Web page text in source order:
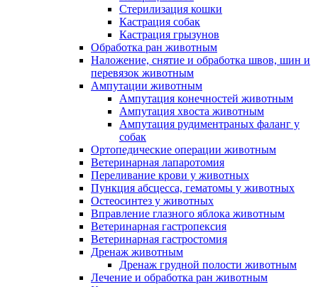
Стерилизация кошки
Кастрация собак
Кастрация грызунов
Обработка ран животным
Наложение, снятие и обработка швов, шин и
перевязок животным
Ампутации животным
Ампутация конечностей животным
Ампутация хвоста животным
Ампутация рудиментраных фаланг у
собак
Ортопедические операции животным
Ветеринарная лапаротомия
Переливание крови у животных
Пункция абсцесса, гематомы у животных
Остеосинтез у животных
Вправление глазного яблока животным
Ветеринарная гастропексия
Ветеринарная гастростомия
Дренаж животным
Дренаж грудной полости животным
Лечение и обработка ран животным